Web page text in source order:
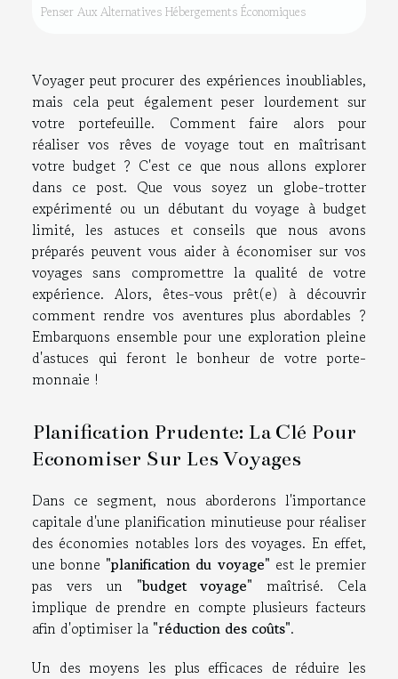
Penser Aux Alternatives Hébergements Économiques
Voyager peut procurer des expériences inoubliables,
mais cela peut également peser lourdement sur
votre portefeuille. Comment faire alors pour
réaliser vos rêves de voyage tout en maîtrisant
votre budget ? C'est ce que nous allons explorer
dans ce post. Que vous soyez un globe-trotter
expérimenté ou un débutant du voyage à budget
limité, les astuces et conseils que nous avons
préparés peuvent vous aider à économiser sur vos
voyages sans compromettre la qualité de votre
expérience. Alors, êtes-vous prêt(e) à découvrir
comment rendre vos aventures plus abordables ?
Embarquons ensemble pour une exploration pleine
d'astuces qui feront le bonheur de votre porte-
monnaie !
Planification Prudente: La Clé Pour
Economiser Sur Les Voyages
Dans ce segment, nous aborderons l'importance
capitale d'une planification minutieuse pour réaliser
des économies notables lors des voyages. En effet,
une bonne "planification du voyage" est le premier
pas vers un "budget voyage" maîtrisé. Cela
implique de prendre en compte plusieurs facteurs
afin d'optimiser la "réduction des coûts".
Un des moyens les plus efficaces de réduire les